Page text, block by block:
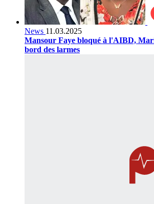
News 11.03.2025
Mansour Faye bloqué à l'AIBD,
bord des larmes